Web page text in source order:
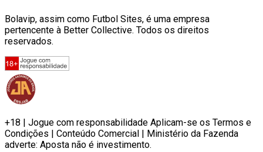
Bolavip, assim como Futbol Sites, é uma empresa
pertencente à Better Collective. Todos os direitos
reservados.
+18 | Jogue com responsabilidade Aplicam-se os Termos e
Condições | Conteúdo Comercial | Ministério da Fazenda
adverte: Aposta não é investimento.